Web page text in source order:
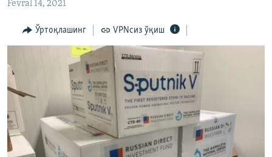
Озодлик бошқа тилларда
Fevral 14, 2021
Ўртоқлашинг VPNсиз ўқиш